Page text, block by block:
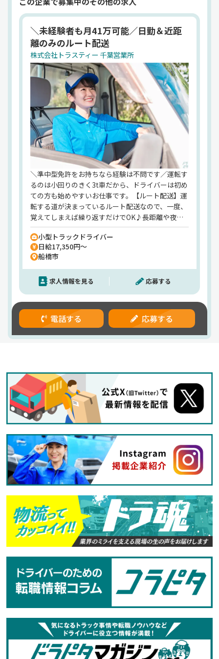
ラピタ」では小型トラックドライバー(3t冷蔵・冷
凍車)の転職・求人情報を掲載しています。
法人名
株式会社トラスティー
代表者
杉田 昭博
設立
設立2010年4月
埼玉県川口市道合 302-6
業務内容
◆一般貨物運送事業
◆一般労働者派遣事業
https://torasuty-0809.co.jp/
＼未経験者も月41万可能／日勤＆近距
離のみのルート配送
株式会社トラスティー 千葉営業所
＼準中型免許をお持ちなら経験は不問です／運転す
るのは小回りのきく3t車だから、ドライバーは初め
ての方も始めやすいお仕事です。【ルート配送】運
転する道が決まっているルート配送なので、一度、
覚えてしまえば繰り返すだけでOK♪長距離や夜勤
万円が可能＞多くの先輩がドライバー未経験で入社
して、しっかりと稼ぐことができていますよ。＜女
性も多数活躍中＞重い荷物を扱うことがないので、
女性の方も無理せず続けられています。
小型トラックドライバー
日給17,350円～
船橋市
求人情報を見る 応募する
電話する 応募する